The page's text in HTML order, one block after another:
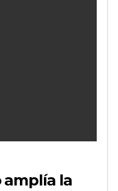
amplía la